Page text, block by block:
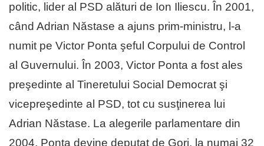
politic, lider al PSD alături de Ion Iliescu. În 2001,
când Adrian Năstase a ajuns prim-ministru, l-a
numit pe Victor Ponta şeful Corpului de Control
al Guvernului. În 2003, Victor Ponta a fost ales
preşedinte al Tineretului Social Democrat şi
vicepreşedinte al PSD, tot cu susţinerea lui
Adrian Năstase. La alegerile parlamentare din
2004, Ponta devine deputat de Gorj, la numai 32